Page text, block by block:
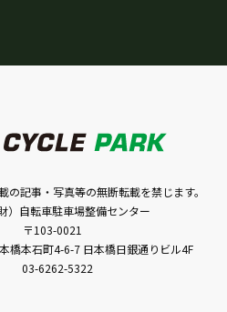
の記事・写真等の無断転載を禁じます。
）自転車駐車場整備センター
〒103-0021
橋本石町4-6-7 日本橋日銀通りビル4F
03-6262-5322